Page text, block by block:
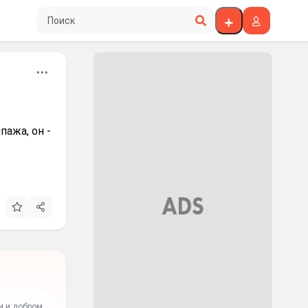
Поиск по сайту
он -